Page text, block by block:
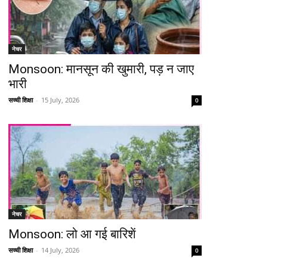
नेचर
Monsoon: मानसून की खुमारी, पड़ न जाए
भारी
सच्ची शिक्षा - 15 July, 2026 0
नेचर
Monsoon: लो आ गई बारिशें
सच्ची शिक्षा - 14 July, 2026 0